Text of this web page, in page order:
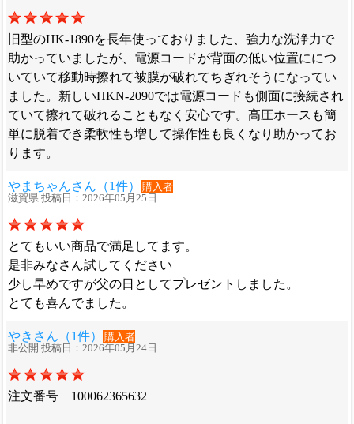
旧型のHK-1890を長年使っておりました、強力な洗浄力で
助かっていましたが、電源コードが背面の低い位置ににつ
いていて移動時擦れて被膜が破れてちぎれそうになってい
ました。新しいHKN-2090では電源コードも側面に接続され
ていて擦れて破れることもなく安心です。高圧ホースも簡
単に脱着でき柔軟性も増して操作性も良くなり助かってお
ります。
やまちゃんさん（1件）
購入者
滋賀県 投稿日：2026年05月25日
とてもいい商品で満足してます。
是非みなさん試してください
少し早めですが父の日としてプレゼントしました。
とても喜んでました。
やきさん（1件）
購入者
非公開 投稿日：2026年05月24日
注文番号 100062365632